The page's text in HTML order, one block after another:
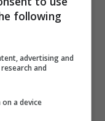
ora vuole
following
advertising and
and
a device